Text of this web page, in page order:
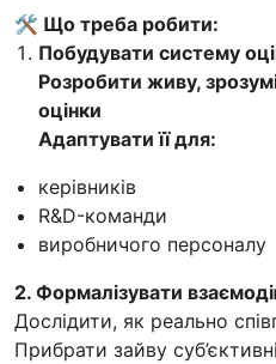
🛠️ Що треба робити:
Побудувати систему
Розробити живу,
оцінки
Адаптувати її для:
керівників
R&D-команди
виробничого персоналу
2. Формалізувати
Дослідити, як реально
Прибрати зайву